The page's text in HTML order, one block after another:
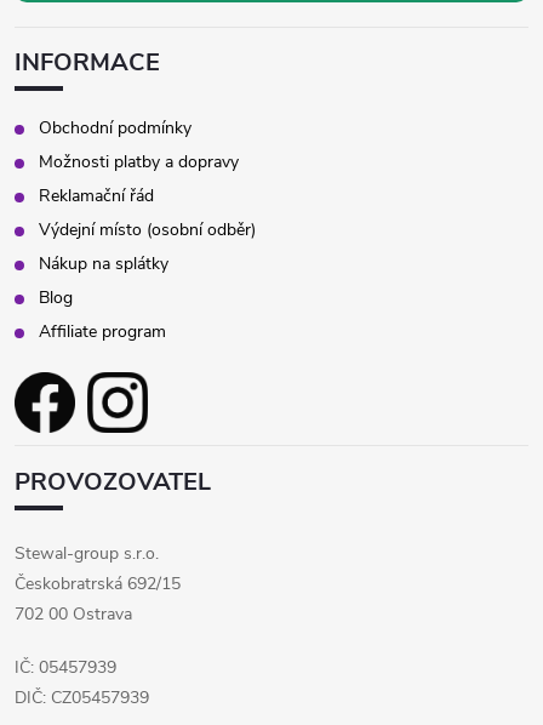
INFORMACE
Obchodní podmínky
Možnosti platby a dopravy
Reklamační řád
Výdejní místo (osobní odběr)
Nákup na splátky
Blog
Affiliate program
PROVOZOVATEL
Stewal-group s.r.o.
Českobratrská 692/15
702 00 Ostrava
IČ: 05457939
DIČ: CZ05457939